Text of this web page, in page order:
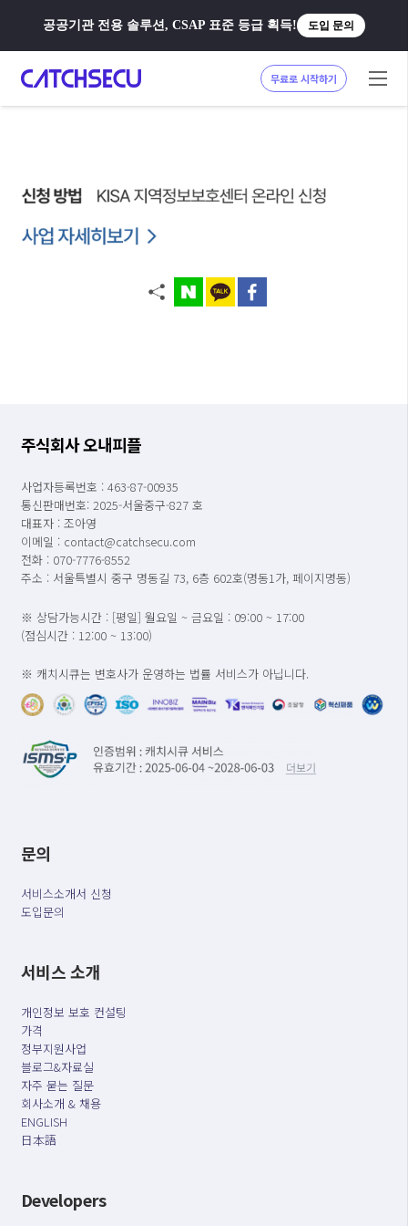
공공기관 전용 솔루션, CSAP 표준 등급 획득! 도입 문의
무료로 시작하기
주식회사 오내피플
사업자등록번호 : 463-87-00935
통신판매번호: 2025-서울중구-827 호
대표자 : 조아영
이메일 : contact@catchsecu.com
전화 : 070-7776-8552
주소 : 서울특별시 중구 명동길 73, 6층 602호(명동1가, 페이지명동)
※ 상담가능시간 : [평일] 월요일 ~ 금요일 : 09:00 ~ 17:00
(점심시간 : 12:00 ~ 13:00)
※ 캐치시큐는 변호사가 운영하는 법률 서비스가 아닙니다.
문의
서비스소개서 신청
도입문의
서비스 소개
개인정보 보호 컨설팅
가격
정부지원사업
블로그&자료실
자주 묻는 질문
회사소개 & 채용
ENGLISH
日本語
Developers